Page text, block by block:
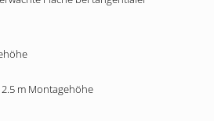
2.5 m Montagehöhe